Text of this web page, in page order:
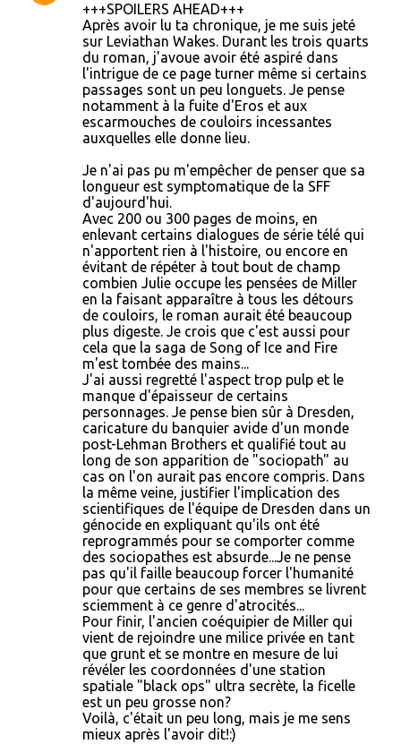
+++SPOILERS AHEAD+++
Après avoir lu ta chronique, je me suis jeté
sur Leviathan Wakes. Durant les trois quarts
du roman, j'avoue avoir été aspiré dans
l'intrigue de ce page turner même si certains
passages sont un peu longuets. Je pense
notamment à la fuite d'Eros et aux
escarmouches de couloirs incessantes
auxquelles elle donne lieu.
Je n'ai pas pu m'empêcher de penser que sa
longueur est symptomatique de la SFF
d'aujourd'hui.
Avec 200 ou 300 pages de moins, en
enlevant certains dialogues de série télé qui
n'apportent rien à l'histoire, ou encore en
évitant de répéter à tout bout de champ
combien Julie occupe les pensées de Miller
en la faisant apparaître à tous les détours
de couloirs, le roman aurait été beaucoup
plus digeste. Je crois que c'est aussi pour
cela que la saga de Song of Ice and Fire
m'est tombée des mains...
J'ai aussi regretté l'aspect trop pulp et le
manque d'épaisseur de certains
personnages. Je pense bien sûr à Dresden,
caricature du banquier avide d'un monde
post-Lehman Brothers et qualifié tout au
long de son apparition de "sociopath" au
cas on l'on aurait pas encore compris. Dans
la même veine, justifier l'implication des
scientifiques de l'équipe de Dresden dans un
génocide en expliquant qu'ils ont été
reprogrammés pour se comporter comme
des sociopathes est absurde...Je ne pense
pas qu'il faille beaucoup forcer l'humanité
pour que certains de ses membres se livrent
sciemment à ce genre d'atrocités...
Pour finir, l'ancien coéquipier de Miller qui
vient de rejoindre une milice privée en tant
que grunt et se montre en mesure de lui
révéler les coordonnées d'une station
spatiale "black ops" ultra secrète, la ficelle
est un peu grosse non?
Voilà, c'était un peu long, mais je me sens
mieux après l'avoir dit!:)